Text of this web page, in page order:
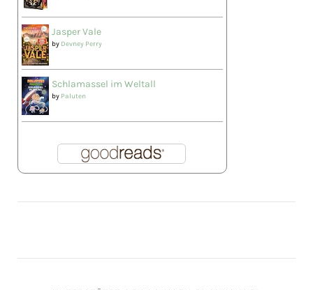
Jasper Vale
by Devney Perry
Schlamassel im Weltall
by Paluten